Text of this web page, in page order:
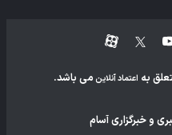
به اعتماد آنلاین می باشد.
و خبرگزاری آسام